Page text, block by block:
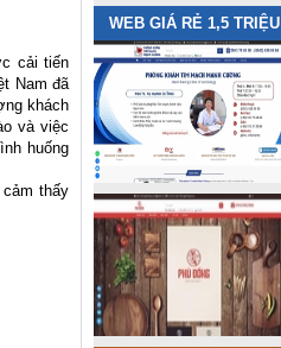
cải tiến
Nam đã
khách
và việc
huống
thấy
WEB GIÁ RẺ 1,5 TRIỆU